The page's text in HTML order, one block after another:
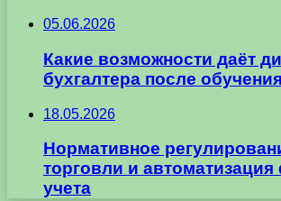
05.06.2026
Какие возможности даёт
бухгалтера после обучения
18.05.2026
Нормативное
торговли и
учета